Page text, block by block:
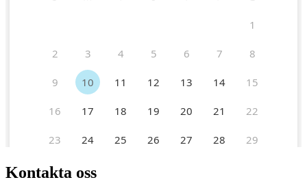
Kontakta oss